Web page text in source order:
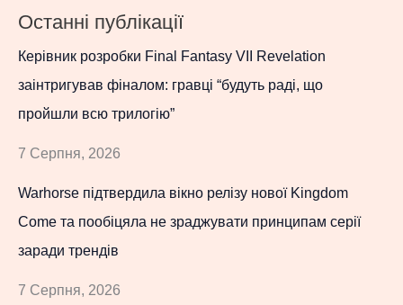
Останні публікації
Керівник розробки Final Fantasy VII Revelation
заінтригував фіналом: гравці “будуть раді, що
пройшли всю трилогію”
7 Серпня, 2026
Warhorse підтвердила вікно релізу нової Kingdom
Come та пообіцяла не зраджувати принципам серії
заради трендів
7 Серпня, 2026